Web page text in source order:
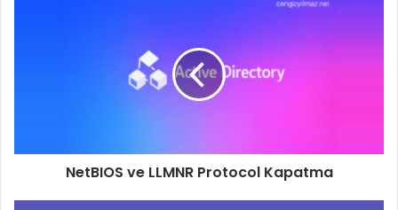
NetBIOS ve LLMNR Protocol Kapatma